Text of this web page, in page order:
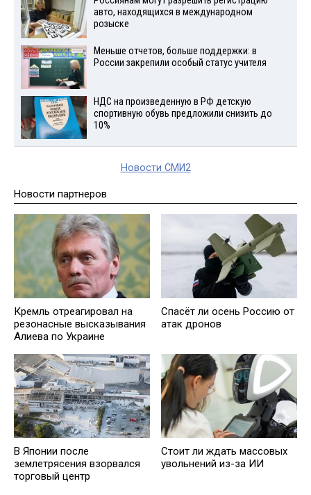
авто, находящихся в международном
розыске
Меньше отчетов, больше поддержки: в
России закрепили особый статус учителя
НДС на произведенную в РФ детскую
спортивную обувь предложили снизить до
10%
Новости СМИ2
Новости партнеров
Кремль отреагировал на
резонасные высказывания
Алиева по Украине
Спасёт ли осень Россию от
атак дронов
В Японии после
землетрясения взорвался
торговый центр
Стоит ли ждать массовых
увольнений из-за ИИ